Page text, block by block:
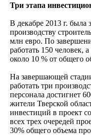
Три этапа
В декабре 2013 г. была
производству
млн евро. По
работать 150 человек,
около 10 % от общего
На завершающей
работать три
персонала достигнет
жители Тверской
инвестиций в проект
всех трех очередей
30% общего объема